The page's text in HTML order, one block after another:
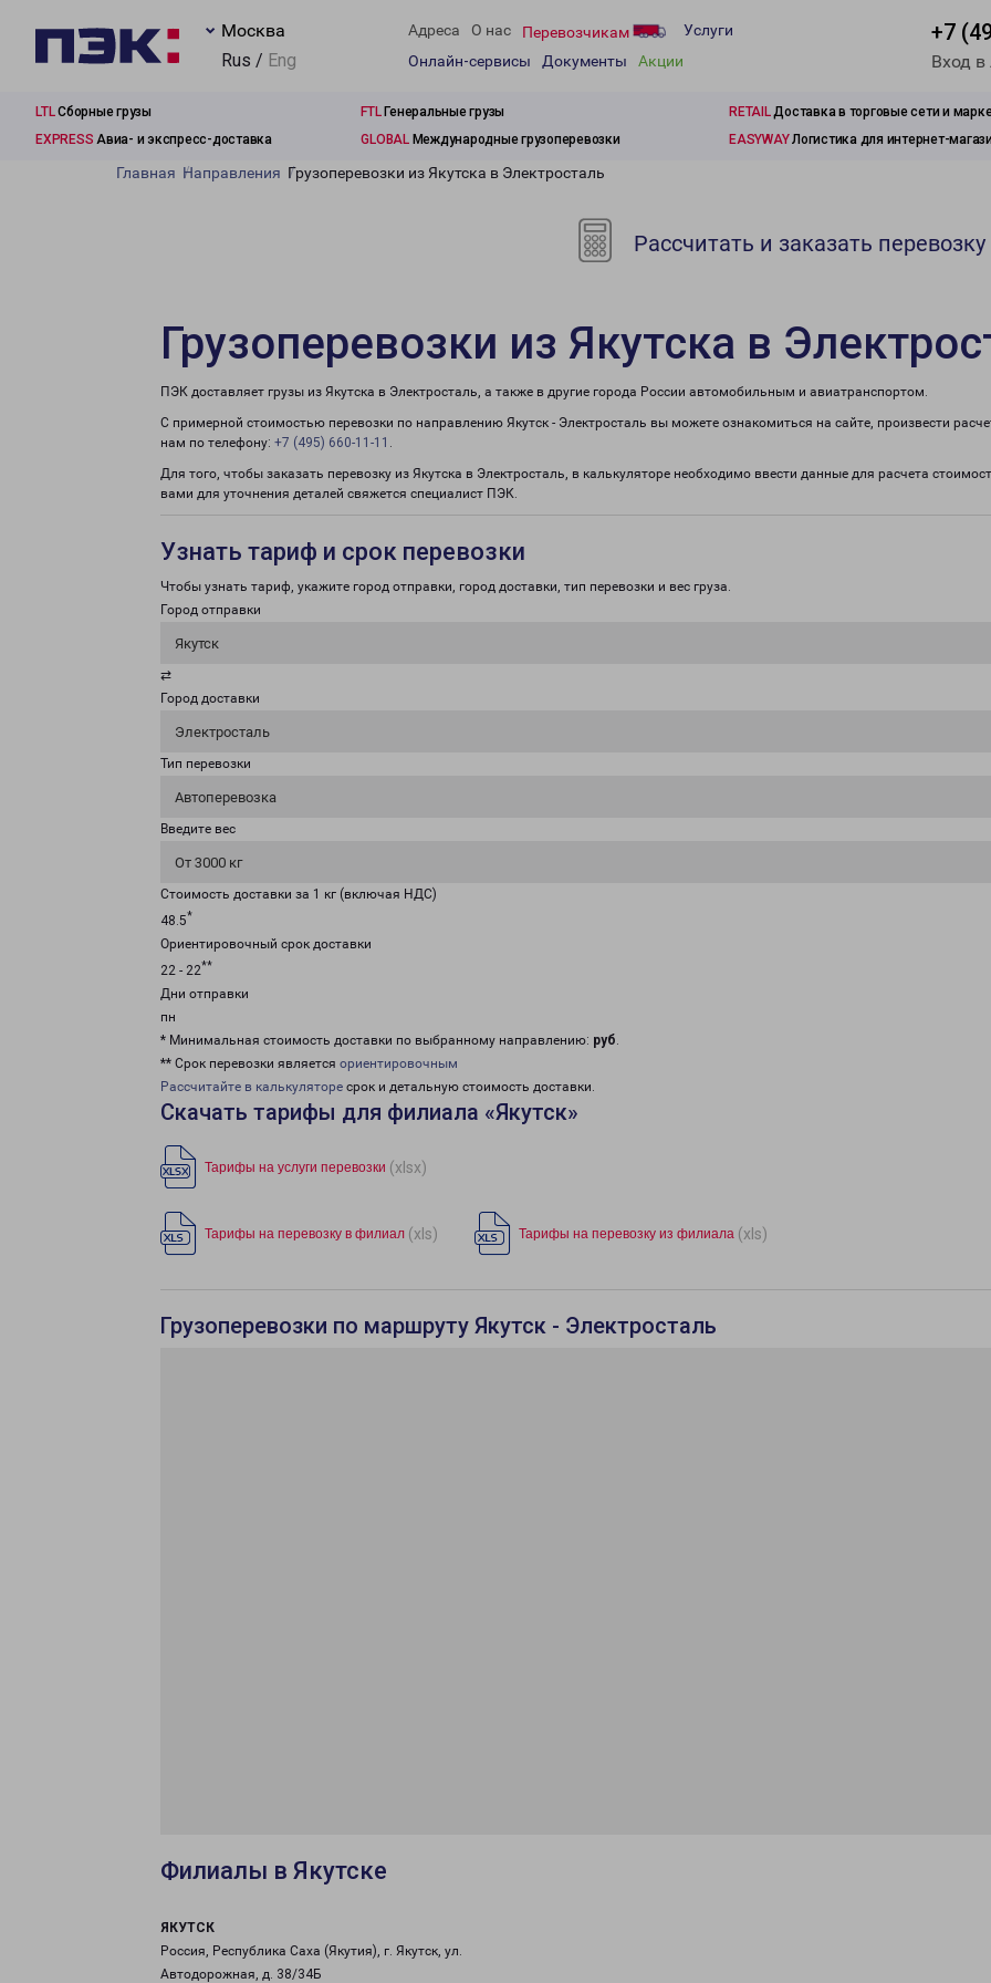
Москва
Rus / Eng
Адреса О нас Перевозчикам
Услуги
Онлайн-сервисы
Документы Акции
+7
Вход
LTLСборные грузы FTLГенеральные грузы RETAILДоставка в торговые сети и
EXPRESS Авиа- и экспресс-доставка GLOBALМеждународные грузоперевозки EASYWAYЛогистика для интернет-
Главная Направления Грузоперевозки из Якутска в Электросталь
Рассчитать и заказать перевозку
Грузоперевозки из Якутска в
ПЭК доставляет грузы из Якутска в Электросталь, а также в другие города России автомобильным и авиатранспортом.
С примерной стоимостью перевозки по направлению Якутск - Электросталь вы можете ознакомиться на сайте, произвести
нам по телефону: +7 (495) 660-11-11 .
Для того, чтобы заказать перевозку из Якутска в Электросталь, в калькуляторе необходимо ввести данные для расчета
вами для уточнения деталей свяжется специалист ПЭК.
Узнать тариф и срок перевозки
Чтобы узнать тариф, укажите город отправки, город доставки, тип перевозки и вес груза.
Город отправки
Якутск
⇄
Город доставки
Электросталь
Тип перевозки
Автоперевозка
Введите вес
От 3000 кг
Стоимость доставки за 1 кг (включая НДС)
48.5*
Ориентировочный срок доставки
22 - 22**
Дни отправки
пн
* Минимальная стоимость доставки по выбранному направлению: руб.
** Срок перевозки является ориентировочным
Рассчитайте в калькуляторе срок и детальную стоимость доставки.
Скачать тарифы для филиала «Якутск»
Тарифы на услуги перевозки (xlsx)
Тарифы на перевозку в филиал (xls) Тарифы на перевозку из филиала (xls)
Грузоперевозки по маршруту Якутск - Электросталь
Филиалы в Якутске
ЯКУТСК
Россия, Республика Саха (Якутия), г. Якутск, ул.
Автодорожная, д. 38/34Б